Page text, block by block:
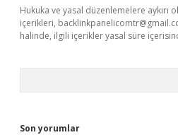
Hukuka ve yasal düzenlemelere aykırı
içerikleri,
halinde, ilgili içerikler yasal süre
Son yorumlar